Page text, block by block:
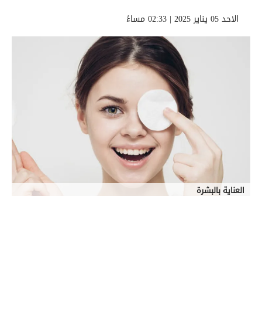
الاحد 05 يناير 2025 | 02:33 مساءً
العناية بالبشرة